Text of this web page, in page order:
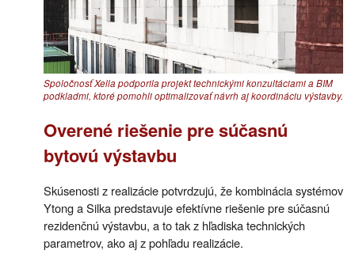
Spoločnosť Xella podporila projekt technickými konzultáciami a BIM
podkladmi, ktoré pomohli optimalizovať návrh aj koordináciu výstavby.
Overené riešenie pre súčasnú
bytovú výstavbu
Skúsenosti z realizácie potvrdzujú, že kombinácia systémov
Ytong a Silka predstavuje efektívne riešenie pre súčasnú
rezidenčnú výstavbu, a to tak z hľadiska technických
parametrov, ako aj z pohľadu realizácie.